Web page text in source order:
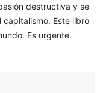
destructiva y se
Este libro
Es urgente.